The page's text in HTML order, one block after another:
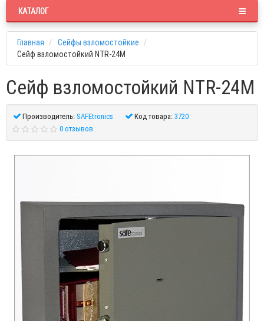
КАТАЛОГ
Главная
Сейфы взломостойкие
Сейф взломостойкий NTR-24M
Сейф взломостойкий NTR-24M
Производитель:SAFEtronics Код товара:3720
0 отзывов